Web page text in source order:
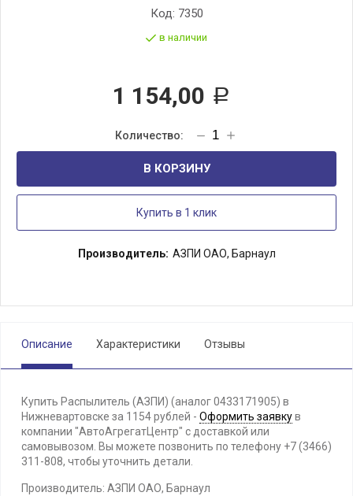
Код: 7350
в наличии
1 154,00 Р
В КОРЗИНУ
Купить в 1 клик
Производитель: АЗПИ ОАО, Барнаул
Описание Характеристики Отзывы
Купить Распылитель (АЗПИ) (аналог 0433171905) в
Нижневартовске за 1154 рублей - Оформить заявкув
компании "АвтоАгрегатЦентр" с доставкой или
самовывозом. Вы можете позвонить по телефону +7 (3466)
311-808, чтобы уточнить детали.
Производитель: АЗПИ ОАО, Барнаул